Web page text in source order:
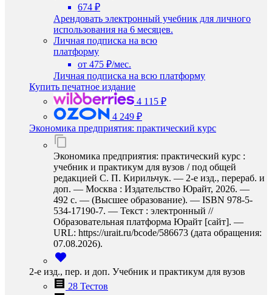
674 ₽
Арендовать электронный учебник для личного
использования на 6 месяцев.
Личная подписка на всю
платформу
от 475 ₽/мес.
Личная подписка на всю платформу
Купить печатное издание
4 115 ₽
4 249 ₽
Экономика предприятия: практический курс
Экономика предприятия: практический курс :
учебник и практикум для вузов / под общей
редакцией С. П. Кирильчук. — 2-е изд., перераб. и
доп. — Москва : Издательство Юрайт, 2026. —
492 с. — (Высшее образование). — ISBN 978-5-
534-17190-7. — Текст : электронный //
Образовательная платформа Юрайт [сайт]. —
URL: https://urait.ru/bcode/586673 (дата обращения:
07.08.2026).
2-е изд., пер. и доп. Учебник и практикум для вузов
28 Тестов